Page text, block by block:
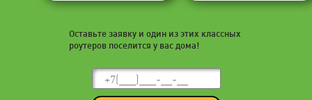
Оставьте заявку и один из этих классных
роутеров поселится у вас дома!